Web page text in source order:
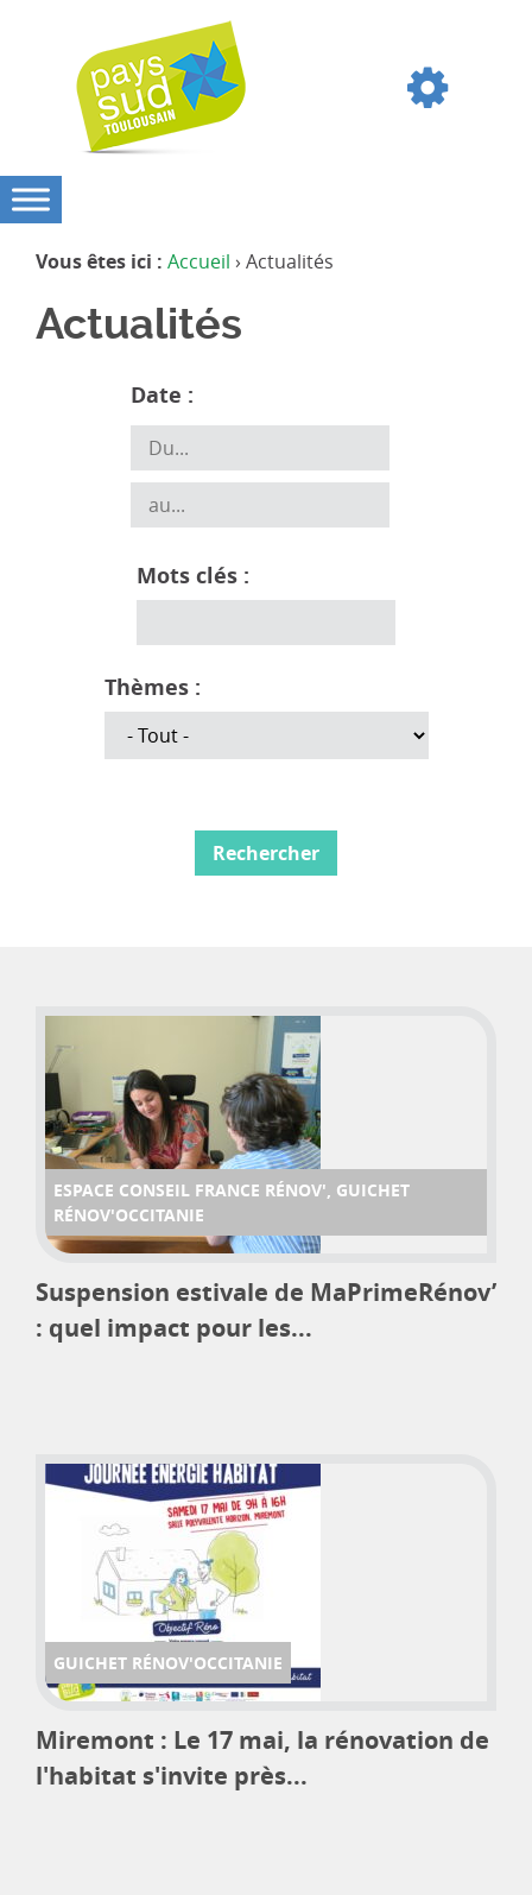
Vous êtes ici : Accueil › Actualités
Actualités
Date :
Mots clés :
Thèmes :
ESPACE CONSEIL FRANCE RÉNOV', GUICHET
RÉNOV'OCCITANIE
Suspension estivale de MaPrimeRénov’
: quel impact pour les...
GUICHET RÉNOV'OCCITANIE
Miremont : Le 17 mai, la rénovation de
l'habitat s'invite près...